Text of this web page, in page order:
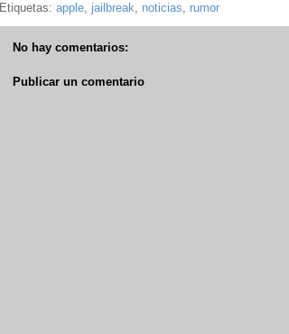
Etiquetas: apple, jailbreak, noticias, rumor
No hay comentarios:
Publicar un comentario